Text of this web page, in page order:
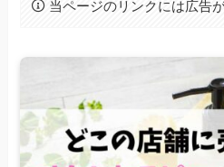
当ページのリンクには広告